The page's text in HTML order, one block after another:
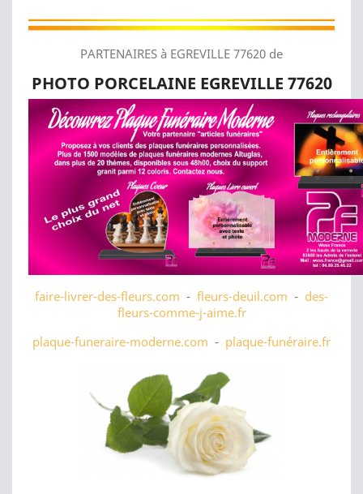
PARTENAIRES à EGREVILLE 77620 de
PHOTO PORCELAINE EGREVILLE 77620
faire-livrer-des-fleurs.com - fleurs-deuil.com - des-
fleurs-comme-j-aime.fr
plaque-funeraire-moderne.com - plaque-funéraire.fr